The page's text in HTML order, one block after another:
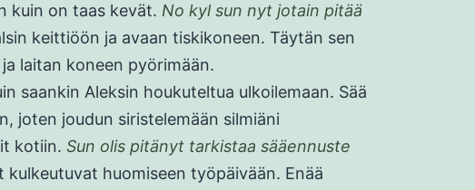
kuin on taas kevät. No kyl sun nyt jotain pitää
keittiöön ja avaan tiskikoneen. Täytän sen
laitan koneen pyörimään.
saankin Aleksin houkuteltua ulkoilemaan. Sää
joten joudun siristelemään silmiäni
kotiin. Sun olis pitänyt tarkistaa sääennuste
kulkeutuvat huomiseen työpäivään. Enää